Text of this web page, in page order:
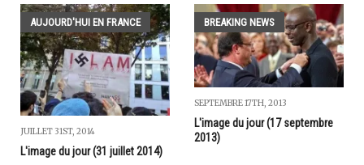
AUJOURD'HUI EN FRANCE
JUILLET 31ST, 2014
L'image du jour (31 juillet 2014)
BREAKING NEWS
SEPTEMBRE 17TH, 2013
L'image du jour (17 septembre
2013)